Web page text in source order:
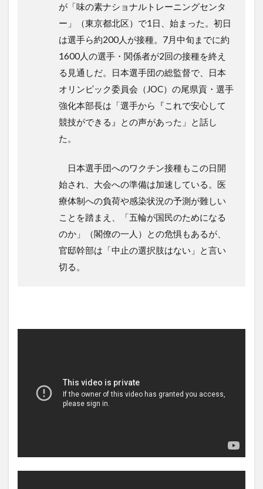
が「味の素ナショナルトレーニングセンタ
ー」（東京都北区）で1日、始まった。初日
は選手ら約200人が接種。7月中旬までに約
1600人の選手・関係者が2回の接種を終え
る見通しだ。日本選手団の総監督で、日本
オリンピック委員会（JOC）の尾県貢・選手
強化本部長は「選手から『これで安心して
競技ができる』との声があった」と話し
た。
日本選手団へのワクチン接種もこの日開
始され、大会への準備は加速している。医
療体制への負荷や感染状況の予測が難しい
ことを踏まえ、「五輪が国民のためになる
のか」（閣僚の一人）との危惧もあるが、
官邸幹部は「中止の選択肢はない」と言い
切る。